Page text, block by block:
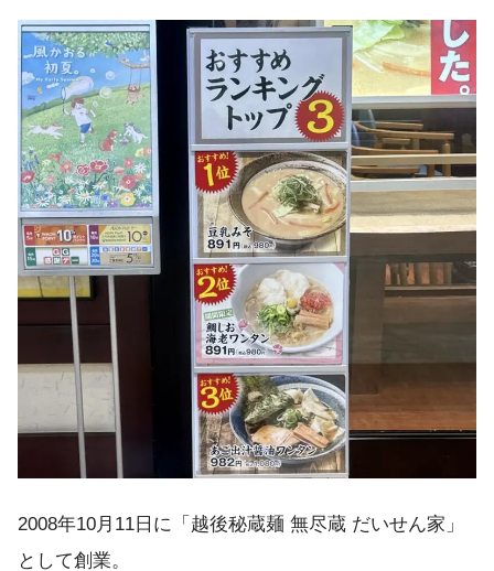
2008年10月11日に「越後秘蔵麺 無尽蔵 だいせん家」
として創業。